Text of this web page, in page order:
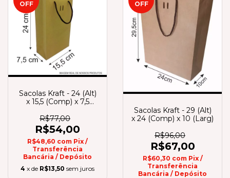
OFF
Sacolas Kraft - 24 (Alt)
x 15,5 (Comp) x 7,5
R$77,00
R$54,00
R$48,60 com Pix /
Transferência
Bancária / Depósito
4 x de R$13,50 sem juros
OFF
Sacolas Kraft - 29 (Alt)
x 24 (Comp) x 10 (Larg)
R$96,00
R$67,00
R$60,30 com Pix /
Transferência
Bancária / Depósito